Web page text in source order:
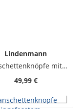
Lindenmann
Manschettenknöpfe mit eingefasstem Schmuckstein
49,99 €